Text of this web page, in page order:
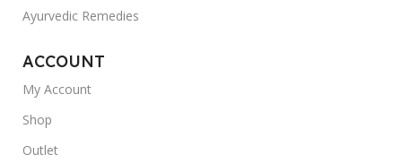
Ayurvedic Remedies
ACCOUNT
My Account
Shop
Outlet